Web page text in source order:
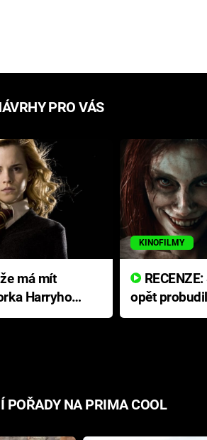
PRO VÁS
má mít
Harryho
KINOFILMY
opět
přichází s
POŘADY NA PRIMA COOL